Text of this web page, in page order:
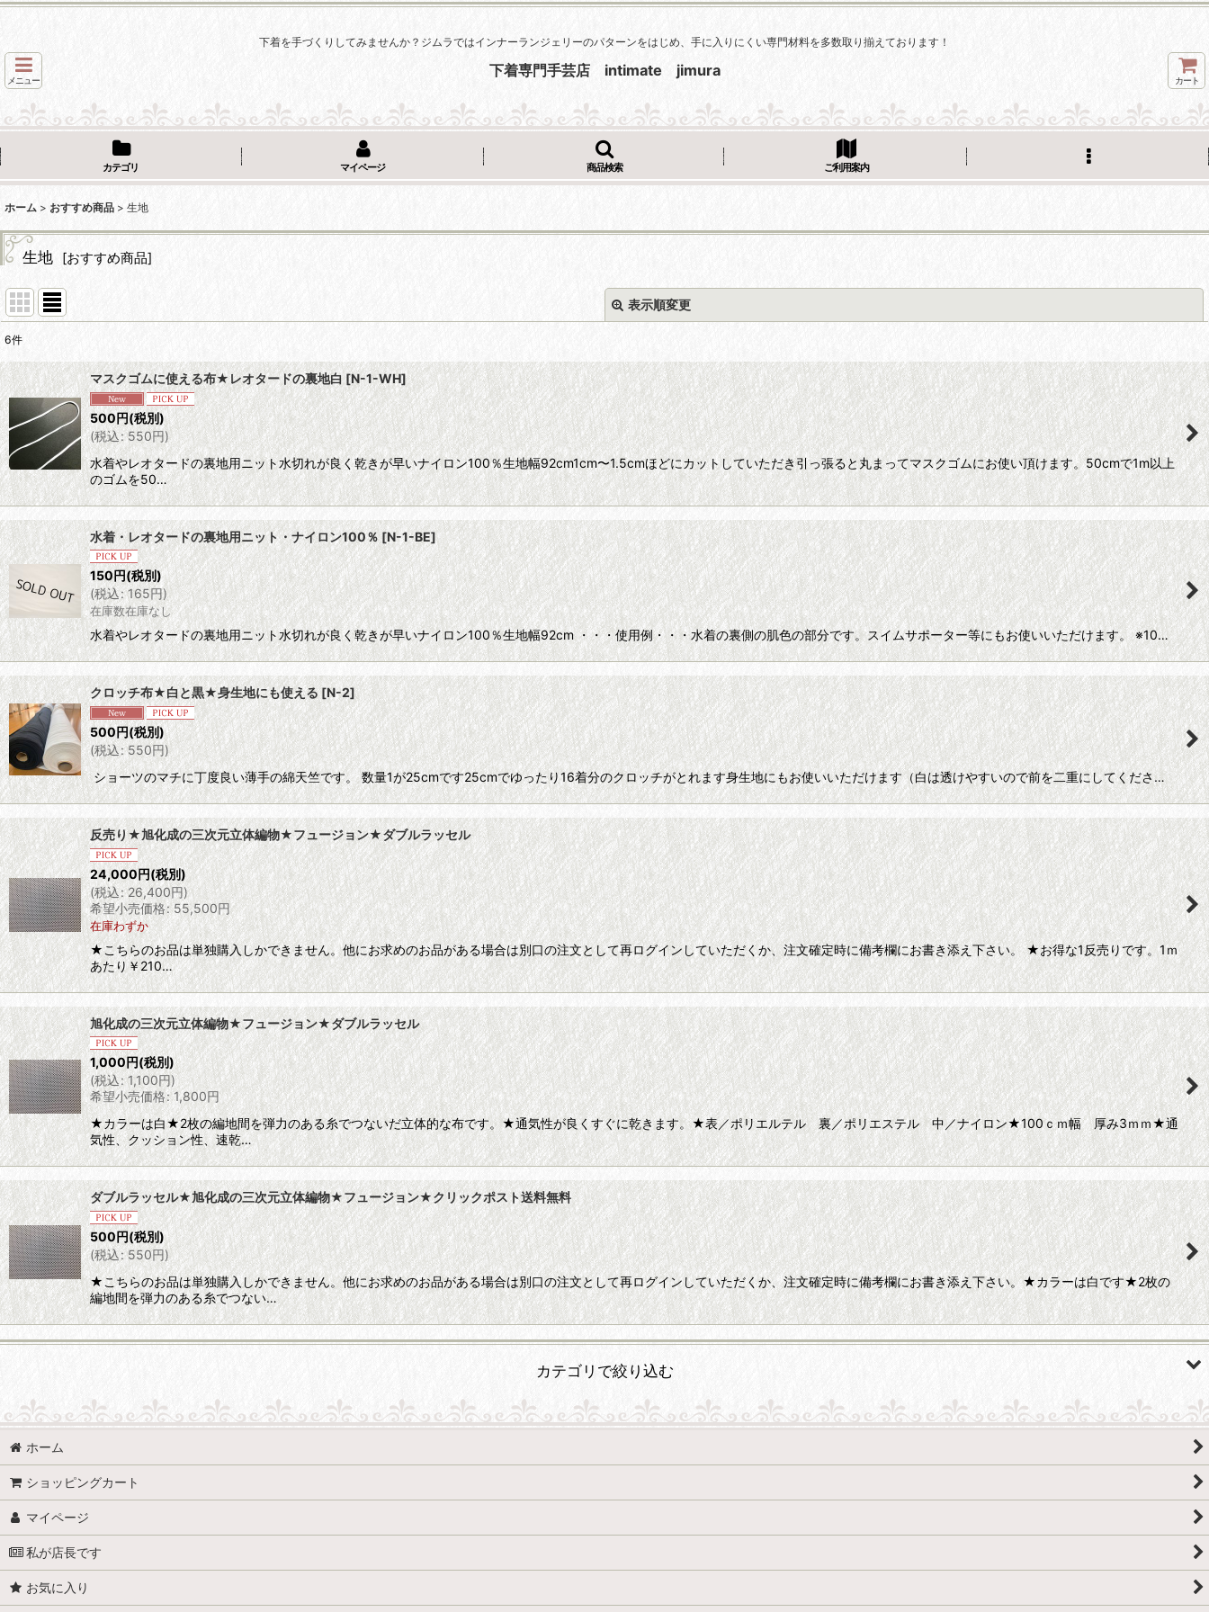
下着を手づくりしてみませんか？ジムラではインナーランジェリーのパターンをはじめ、手に入りにくい専門材料を多数取り揃えております！
メニュー
下着専門手芸店 intimate jimura
カート
カテゴリ マイページ 商品検索 ご利用案内
ホーム > おすすめ商品 > 生地
生地 [おすすめ商品]
表示順変更
表示数:
並び順:
絞り込む
6件
マスクゴムに使える布★レオタードの裏地白 [N-1-WH]
500円(税別)
(税込: 550円)
水着やレオタードの裏地用ニット水切れが良く乾きが早いナイロン100％生地幅92cm1cm〜1.5cmほどにカットしていただき引っ張ると丸まってマスクゴムにお使い頂けます。50cmで1m以上
のゴムを50…
水着・レオタードの裏地用ニット・ナイロン100％ [N-1-BE]
150円(税別)
(税込: 165円)
在庫数在庫なし
水着やレオタードの裏地用ニット水切れが良く乾きが早いナイロン100％生地幅92cm ・・・使用例・・・水着の裏側の肌色の部分です。スイムサポーター等にもお使いいただけます。 ※10…
クロッチ布★白と黒★身生地にも使える [N-2]
500円(税別)
(税込: 550円)
ショーツのマチに丁度良い薄手の綿天竺です。 数量1が25cmです25cmでゆったり16着分のクロッチがとれます身生地にもお使いいただけます（白は透けやすいので前を二重にしてくださ…
反売り★旭化成の三次元立体編物★フュージョン★ダブルラッセル
24,000円(税別)
(税込: 26,400円)
希望小売価格: 55,500円
在庫わずか
★こちらのお品は単独購入しかできません。他にお求めのお品がある場合は別口の注文として再ログインしていただくか、注文確定時に備考欄にお書き添え下さい。 ★お得な1反売りです。1ｍ
あたり￥210…
旭化成の三次元立体編物★フュージョン★ダブルラッセル
1,000円(税別)
(税込: 1,100円)
希望小売価格: 1,800円
★カラーは白★2枚の編地間を弾力のある糸でつないだ立体的な布です。★通気性が良くすぐに乾きます。★表／ポリエルテル 裏／ポリエステル 中／ナイロン★100ｃｍ幅 厚み3ｍｍ★通
気性、クッション性、速乾…
ダブルラッセル★旭化成の三次元立体編物★フュージョン★クリックポスト送料無料
500円(税別)
(税込: 550円)
★こちらのお品は単独購入しかできません。他にお求めのお品がある場合は別口の注文として再ログインしていただくか、注文確定時に備考欄にお書き添え下さい。★カラーは白です★2枚の
編地間を弾力のある糸でつない…
カテゴリで絞り込む
生地 (全商品)
クロッチ布、裏地
布帛
その他
ホーム
ショッピングカート
マイページ
私が店長です
お気に入り